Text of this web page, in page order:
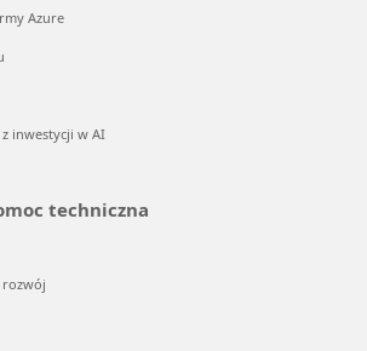
Azure
inwestycji w AI
techniczna
rozwój